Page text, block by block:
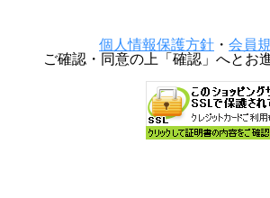
個人情報保護方針 ・ 会員
ご確認・同意の上「確認」へとお